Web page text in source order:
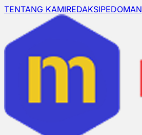
TENTANG KAMIREDAKSIPEDOMAN